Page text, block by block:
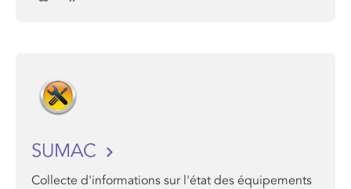
SUMAC
Collecte d'informations sur l'état des équipements